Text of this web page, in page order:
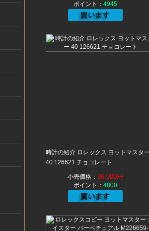
ポイント： 4945
時計の紹介 ロレックス ヨットマスタ
40 126621 チョコレート
小売価格： 96,000円
ポイント： 4800